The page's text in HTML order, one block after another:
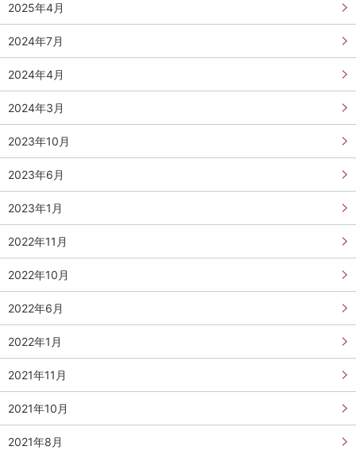
2025年4月
2024年7月
2024年4月
2024年3月
2023年10月
2023年6月
2023年1月
2022年11月
2022年10月
2022年6月
2022年1月
2021年11月
2021年10月
2021年8月